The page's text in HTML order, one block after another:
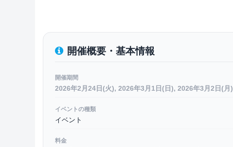
開催概要・基本情報
開催期間
2026年2月24日(火), 2026年3月1日(日), 2026年3月2日(月)
イベントの種類
イベント
料金